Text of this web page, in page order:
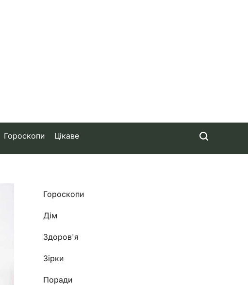
Гороскопи Цікаве
Гороскопи
Дім
Здоров'я
Зірки
Поради